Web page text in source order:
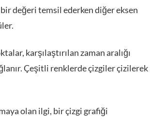
değeri temsil ederken diğer eksen
karşılaştırılan zaman aralığı
Çeşitli renklerde çizgiler çizilerek
olan ilgi, bir çizgi grafiği